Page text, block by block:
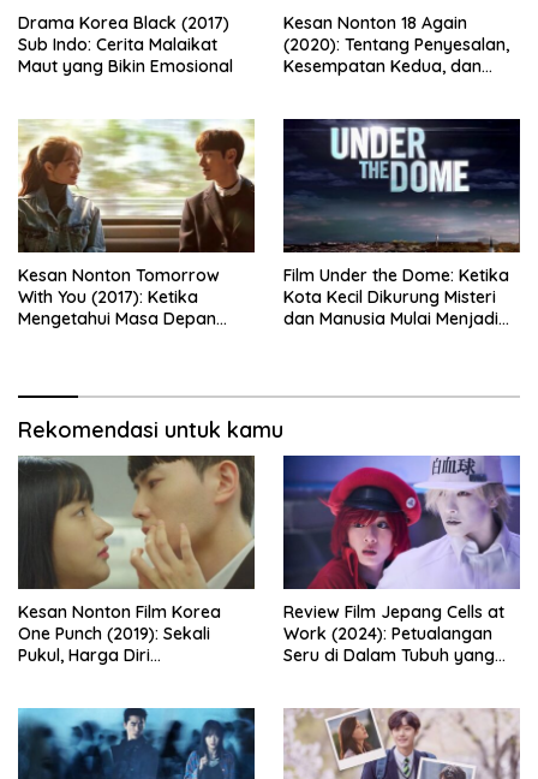
Drama Korea Black (2017)
Sub Indo: Cerita Malaikat
Maut yang Bikin Emosional
Kesan Nonton 18 Again
(2020): Tentang Penyesalan,
Kesempatan Kedua, dan
Kesan Nonton Tomorrow
With You (2017): Ketika
Mengetahui Masa Depan
Film Under the Dome: Ketika
Kota Kecil Dikurung Misteri
dan Manusia Mulai Menjadi
Rekomendasi untuk kamu
Kesan Nonton Film Korea
One Punch (2019): Sekali
Pukul, Harga Diri
Review Film Jepang Cells at
Work (2024): Petualangan
Seru di Dalam Tubuh yang